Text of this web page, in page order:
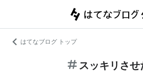
はてなブログ トップ
スッキリさせ